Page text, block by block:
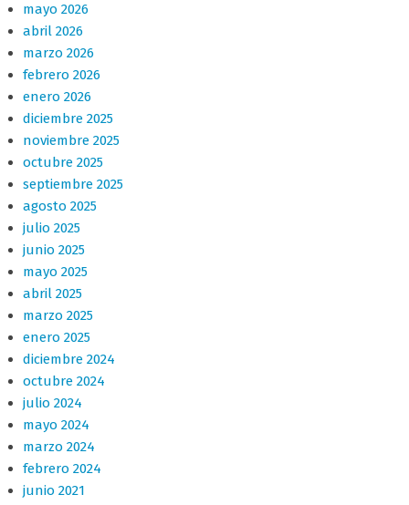
mayo 2026
abril 2026
marzo 2026
febrero 2026
enero 2026
diciembre 2025
noviembre 2025
octubre 2025
septiembre 2025
agosto 2025
julio 2025
junio 2025
mayo 2025
abril 2025
marzo 2025
enero 2025
diciembre 2024
octubre 2024
julio 2024
mayo 2024
marzo 2024
febrero 2024
junio 2021